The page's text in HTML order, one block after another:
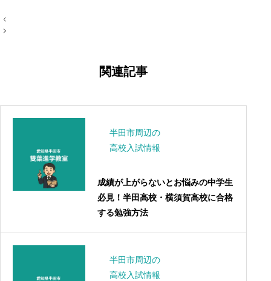
投
稿
関連記事
半田市周辺の
高校入試情報
成績が上がらないとお悩みの中学生
必見！半田高校・横須賀高校に合格
する勉強方法
半田市周辺の
高校入試情報